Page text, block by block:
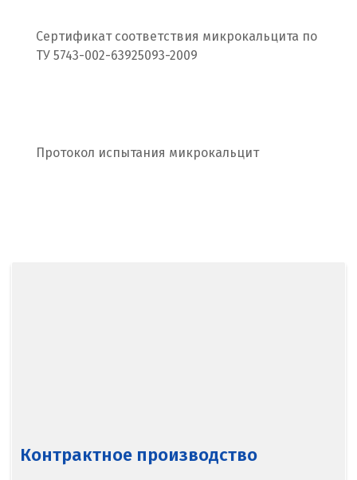
С
Санкт-Петербург
Сертификат соответствия микрокальцита по
ТУ 5743-002-63925093-2009
Протокол испытания микрокальцит
Контрактное производство